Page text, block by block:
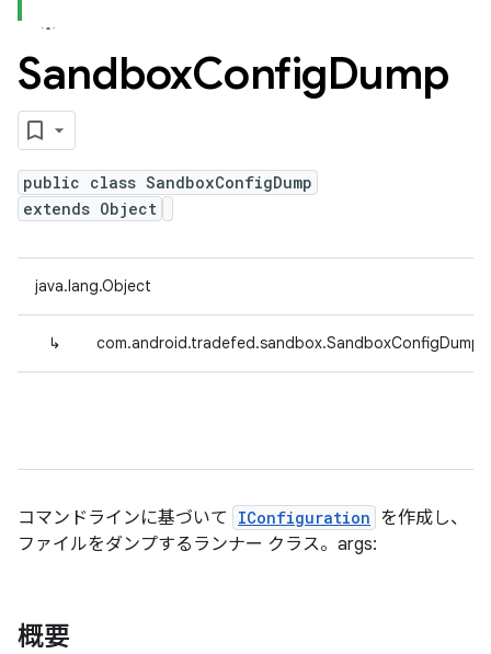
SandboxConfigDump
public class SandboxConfigDump
extends Object
java.lang.Object
↳ com.android.tradefed.sandbox.SandboxConfigDump
コマンドラインに基づいて IConfiguration を作成し、
ファイルをダンプするランナー クラス。args:
概要